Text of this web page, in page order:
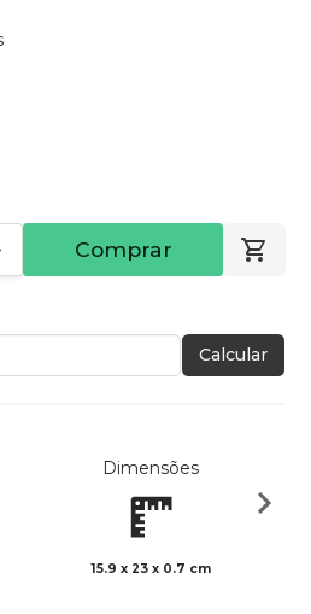
Comprar
Calcular
Dimensões
15.9 x 23 x 0.7 cm